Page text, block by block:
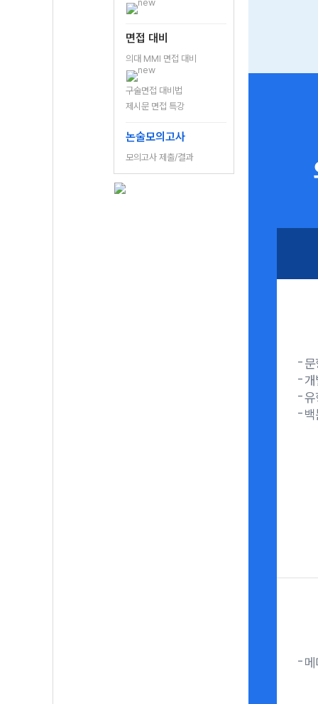
면접 대비
의대 MMI 면접 대비
구술면접 대비법
제시문 면접 특강
논술모의고사
모의고사 제출/결과
유